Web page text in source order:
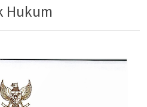
Hukum